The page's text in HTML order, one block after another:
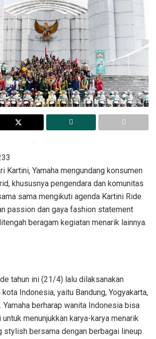
Kartini, Yamaha mengundang konsumen
khususnya pengendara dan komunitas
sama mengikuti agenda Kartini Ride
passion dan gaya fashion statement
beragam kegiatan menarik lainnya.
tahun ini (21/4) lalu dilaksanakan
Indonesia, yaitu Bandung, Yogyakarta,
Yamaha berharap wanita Indonesia bisa
menunjukkan karya-karya menarik
stylish bersama dengan berbagai lineup